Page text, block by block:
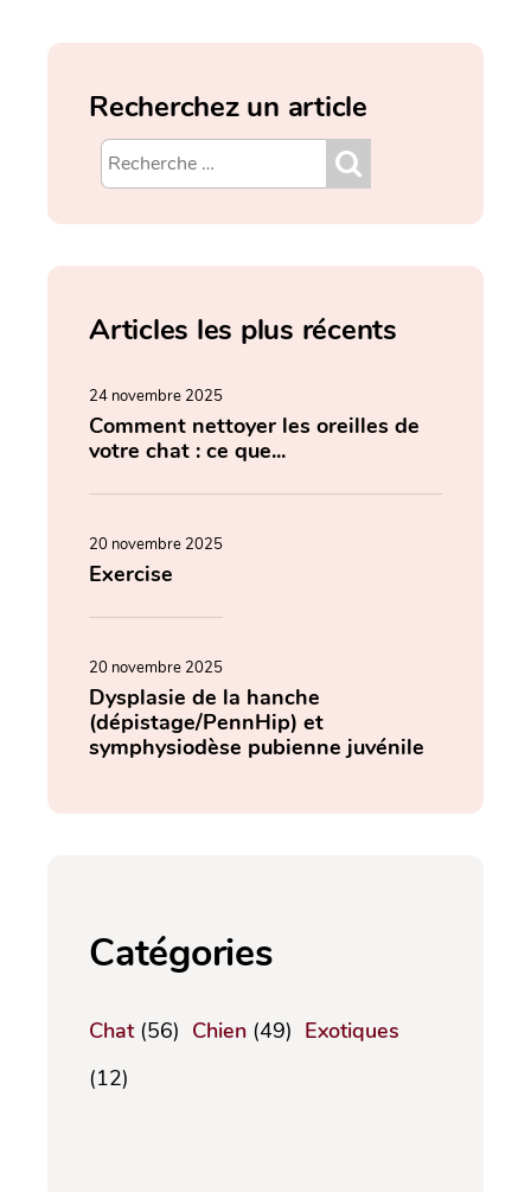
Recherchez un article
Articles les plus récents
24 novembre 2025
Comment nettoyer les oreilles de
votre chat : ce que...
20 novembre 2025
Exercise
20 novembre 2025
Dysplasie de la hanche
(dépistage/PennHip) et
symphysiodèse pubienne juvénile
Catégories
Chat(56) Chien (49) Exotiques
(12)